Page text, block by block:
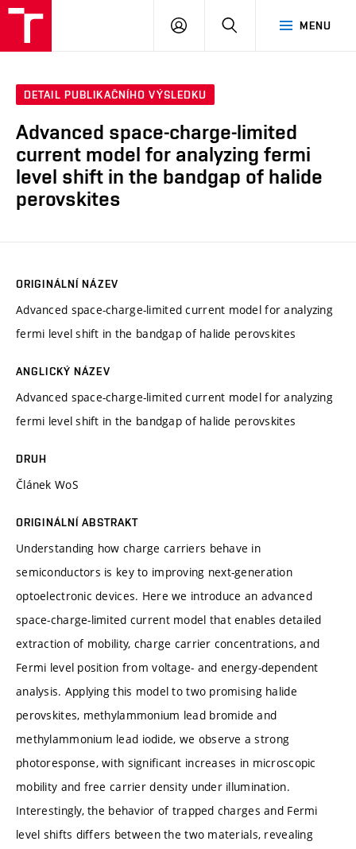
MENU
PŘIHLÁSIT
DETAIL PUBLIKAČNÍHO VÝSLEDKU
Advanced space-charge-limited
current model for analyzing fermi
level shift in the bandgap of halide
perovskites
ORIGINÁLNÍ NÁZEV
Advanced space-charge-limited current model for analyzing
fermi level shift in the bandgap of halide perovskites
ANGLICKÝ NÁZEV
Advanced space-charge-limited current model for analyzing
fermi level shift in the bandgap of halide perovskites
DRUH
Článek WoS
ORIGINÁLNÍ ABSTRAKT
Understanding how charge carriers behave in
semiconductors is key to improving next-generation
optoelectronic devices. Here we introduce an advanced
space-charge-limited current model that enables detailed
extraction of mobility, charge carrier concentrations, and
Fermi level position from voltage- and energy-dependent
analysis. Applying this model to two promising halide
perovskites, methylammonium lead bromide and
methylammonium lead iodide, we observe a strong
photoresponse, with significant increases in microscopic
mobility and free carrier density under illumination.
Interestingly, the behavior of trapped charges and Fermi
level shifts differs between the two materials, revealing